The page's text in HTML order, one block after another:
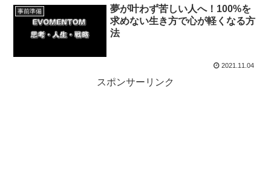
事前準備
夢が叶わず苦しい人へ！100%を
求めない生き方で心が軽くなる方
法
2021.11.04
スポンサーリンク